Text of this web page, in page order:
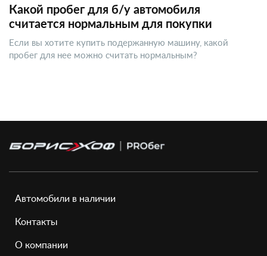
Какой пробег для б/у автомобиля
считается нормальным для покупки
Если вы хотите купить подержанную машину, какой
пробег для нее можно считать нормальным?
Автомобили в наличии
Контакты
О компании